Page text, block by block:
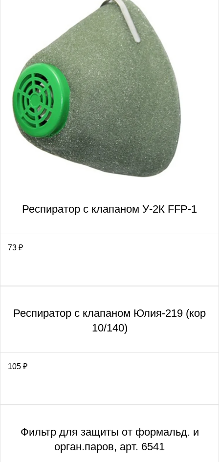
Респиратор с клапаном У-2К FFP-1
73 ₽
Респиратор с клапаном Юлия-219 (кор
10/140)
105 ₽
Фильтр для защиты от формальд. и
орган.паров, арт. 6541